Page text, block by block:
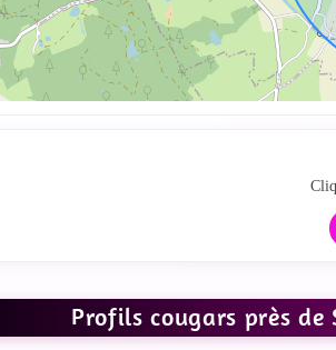
Profils cougars près
VOIR LES PHOTOS